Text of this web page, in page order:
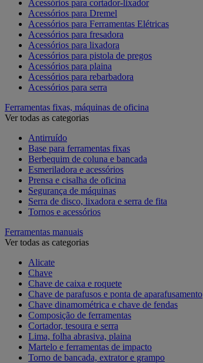
Acessórios para cortador-lixador
Acessórios para Dremel
Acessórios para Ferramentas Elétricas
Acessórios para fresadora
Acessórios para lixadora
Acessórios para pistola de pregos
Acessórios para plaina
Acessórios para rebarbadora
Acessórios para serra
Ferramentas fixas, máquinas de oficina
Ver todas as categorias
Antirruído
Base para ferramentas fixas
Berbequim de coluna e bancada
Esmeriladora e acessórios
Prensa e cisalha de oficina
Segurança de máquinas
Serra de disco, lixadora e serra de fita
Tornos e acessórios
Ferramentas manuais
Ver todas as categorias
Alicate
Chave
Chave de caixa e roquete
Chave de parafusos e ponta de aparafusamento
Chave dinamométrica e chave de fendas
Composição de ferramentas
Cortador, tesoura e serra
Lima, folha abrasiva, plaina
Martelo e ferramentas de impacto
Torno de bancada, extrator e grampo